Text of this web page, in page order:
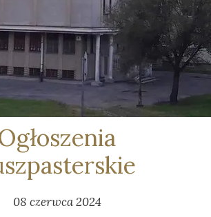
08 czerwca 2024